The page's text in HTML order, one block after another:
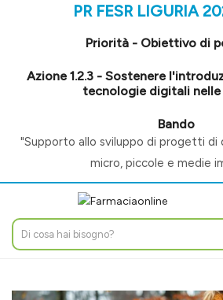
PR FESR LIGURIA
Priorità - Obiettivo di
Azione 1.2.3 - Sostenere
tecnologie digitali nelle
Bando
"Supporto allo sviluppo di progetti di
micro, piccole e medie